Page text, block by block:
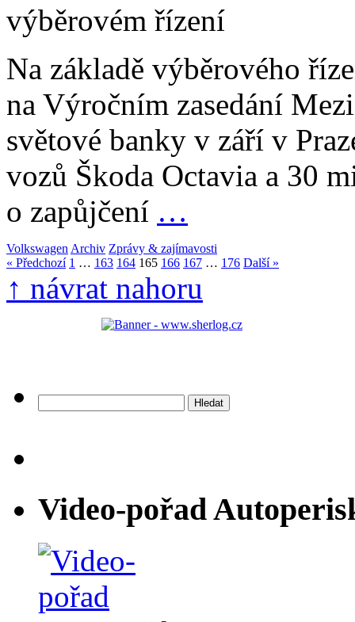
Na základě výběrového
na Výročním zasedání
světové banky v září v
vozů Škoda Octavia a 30
o zapůjčení …
Volkswagen Archiv Zprávy & zajímavosti
« Předchozí 1 … 163 164 165 166 167 … 176 Další »
↑ návrat nahoru
Video-pořad